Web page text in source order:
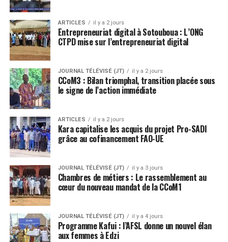
ARTICLES il y a 2 jours
Entrepreneuriat digital à Sotouboua : L’ONG
CTPD mise sur l’entrepreneuriat digital
JOURNAL TÉLÉVISÉ (JT) il y a 2 jours
CCoM3 : Bilan triomphal, transition placée sous
le signe de l’action immédiate
ARTICLES il y a 2 jours
Kara capitalise les acquis du projet Pro-SADI
grâce au cofinancement FAO-UE
JOURNAL TÉLÉVISÉ (JT) il y a 3 jours
Chambres de métiers : Le rassemblement au
cœur du nouveau mandat de la CCoM1
JOURNAL TÉLÉVISÉ (JT) il y a 4 jours
Programme Kafui : l’AFSL donne un nouvel élan
aux femmes à Edzi